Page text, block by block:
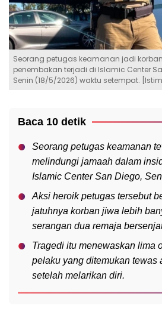
Seorang petugas keamanan jadi
penembakan terjadi di Islamic Center
Senin (18/5/2026) waktu setempat.
Baca 10 detik
Seorang petugas keamanan
melindungi jamaah dalam
Islamic Center San Diego,
Aksi heroik petugas tersebut
jatuhnya korban jiwa lebih
serangan dua remaja
Tragedi itu menewaskan lima
pelaku yang ditemukan tewas
setelah melarikan diri.